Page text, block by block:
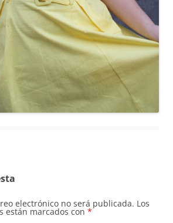
electrónico no será publicada. Los
están marcados con *